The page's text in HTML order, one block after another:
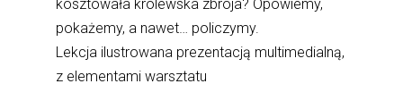
kosztowała królewska zbroja? Opowiemy,
pokażemy, a nawet… policzymy.
Lekcja ilustrowana prezentacją multimedialną,
z elementami warsztatu